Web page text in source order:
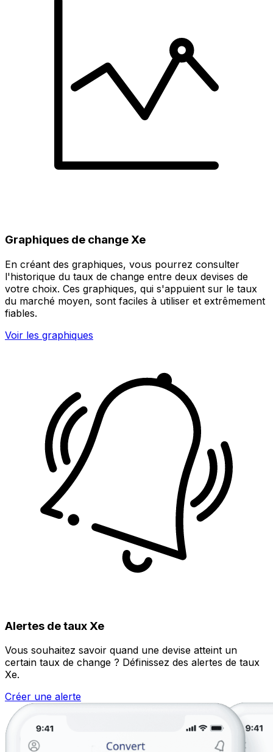
Graphiques de change Xe
En créant des graphiques, vous pourrez consulter
l'historique du taux de change entre deux devises de
votre choix. Ces graphiques, qui s'appuient sur le taux
du marché moyen, sont faciles à utiliser et extrêmement
fiables.
Voir les graphiques
Alertes de taux Xe
Vous souhaitez savoir quand une devise atteint un
certain taux de change ? Définissez des alertes de taux
Xe.
Créer une alerte